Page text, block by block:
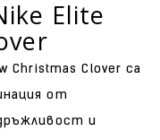
Elite
Christmas Clover са
от
и